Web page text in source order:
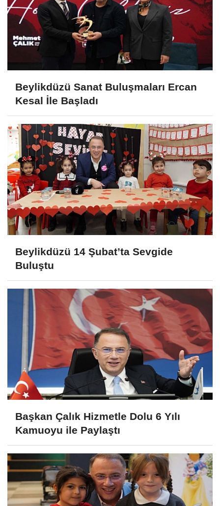
Beylikdüzü Sanat Buluşmaları Ercan
Kesal İle Başladı
Beylikdüzü 14 Şubat’ta Sevgide
Buluştu
Başkan Çalık Hizmetle Dolu 6 Yılı
Kamuoyu ile Paylaştı